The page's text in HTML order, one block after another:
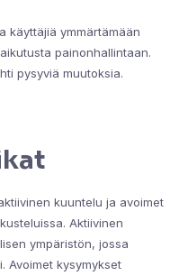
käyttäjiä ymmärtämään
painonhallintaan.
pysyviä muutoksia.
kuuntelu ja avoimet
Aktiivinen
ympäristön, jossa
Avoimet kysymykset